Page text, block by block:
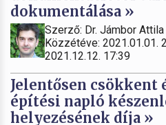
dokumentálása »
Szerző: Dr. Jámbor Attila
Közzétéve: 2021.01.01.
2021.12.12. 17:39
Jelentősen csökkent
építési napló
helyezésének díja »